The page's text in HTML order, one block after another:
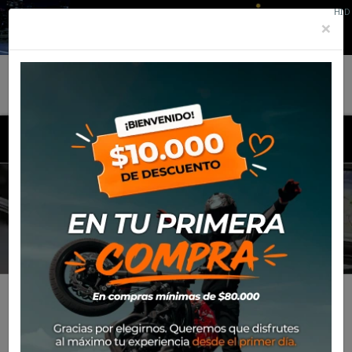
MENU
Productos Equipamiento Para el piloto
OFF-ROAD
×